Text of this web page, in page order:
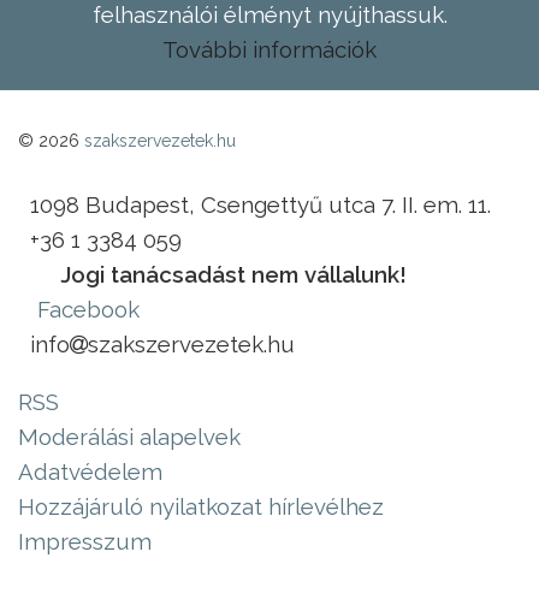
felhasználói élményt nyújthassuk.
További információk
© 2026 szakszervezetek.hu
1098 Budapest, Csengettyű utca 7. II. em. 11.
+36 1 3384 059
Jogi tanácsadást nem vállalunk!
Facebook
info
szakszervezetek.hu
RSS
Moderálási alapelvek
Adatvédelem
Hozzájáruló nyilatkozat hírlevélhez
Impresszum